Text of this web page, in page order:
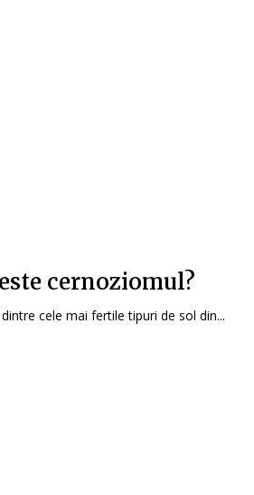
cernoziomul?
cele mai fertile tipuri de sol din...